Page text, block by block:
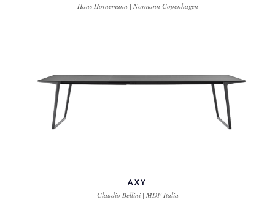
Hans Hornemann | Normann Copenhagen
AXY
Claudio Bellini | MDF Italia